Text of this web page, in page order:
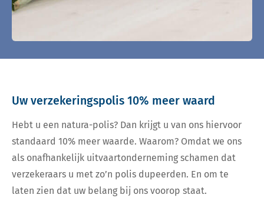
Uw verzekeringspolis 10% meer waard
Hebt u een natura-polis? Dan krijgt u van ons hiervoor
standaard 10% meer waarde. Waarom? Omdat we ons
als onafhankelijk uitvaartonderneming schamen dat
verzekeraars u met zo’n polis dupeerden. En om te
laten zien dat uw belang bij ons voorop staat.